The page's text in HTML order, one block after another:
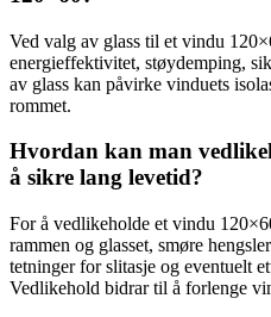
Ved valg av glass til et vindu
energieffektivitet, støydemping,
av glass kan påvirke vinduets
rommet.
Hvordan kan man
å sikre lang levetid?
For å vedlikeholde et vindu
rammen og glasset, smøre
tetninger for slitasje og eventuelt
Vedlikehold bidrar til å forlenge